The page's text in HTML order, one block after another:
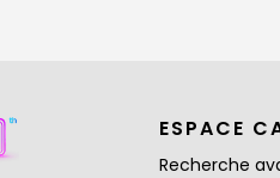
ESPACE
Recherche